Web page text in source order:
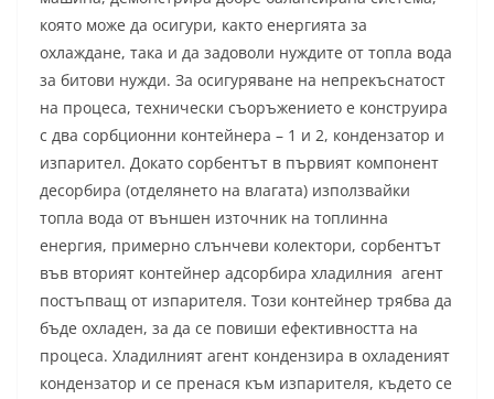
която може да осигури, както енергията за
охлаждане, така и да задоволи нуждите от топла вода
за битови нужди. За осигуряване на непрекъснатост
на процеса, технически съоръжението е конструира
с два сорбционни контейнера – 1 и 2, кондензатор и
изпарител. Докато сорбентът в първият компонент
десорбира (отделянето на влагата) използвайки
топла вода от външен източник на топлинна
енергия, примерно слънчеви колектори, сорбентът
във вторият контейнер адсорбира хладилния агент
постъпващ от изпарителя. Този контейнер трябва да
бъде охладен, за да се повиши ефективността на
процеса. Хладилният агент кондензира в охладеният
кондензатор и се пренася към изпарителя, където се